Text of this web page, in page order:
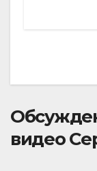
видео